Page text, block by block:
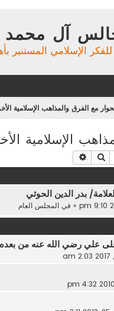
آل
للفكر الإسلامي المستنير
مع الفرق والمذاهب الإسلامية
الإسلامية
بحث
بدر الدين الحوثي
» في المجلس العام
علي رضي الله عنه من بعده